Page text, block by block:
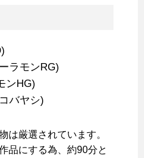
ラモンRG)
ンHG)
バヤシ)
は厳選されています。
品にする為、約90分と